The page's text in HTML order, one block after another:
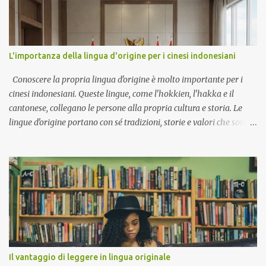
L'importanza della lingua d'origine per i cinesi indonesiani
Conoscere la propria lingua d'origine è molto importante per i
cinesi indonesiani. Queste lingue, come l'hokkien, l'hakka e il
cantonese, collegano le persone alla propria cultura e storia. Le
lingue d'origine portano con sé tradizioni, storie e valori che sono
la propria cultura. Questo aiuta le generazioni più giovani a
comprendere le proprie radici e a sentirsi orgogliose della propria
identità. Una volta che la loro lingua madre non è il cinese,
tendono a pensare in modo diverso dai cinesi. Per molte famiglie,
parlare una lingua d'origine è un modo per entrare in contatto con
i parenti più anziani. Permette ai bambini di comunicare con i
nonni e di conoscere la storia della famiglia. Questo rafforza i
Il vantaggio di leggere in lingua originale